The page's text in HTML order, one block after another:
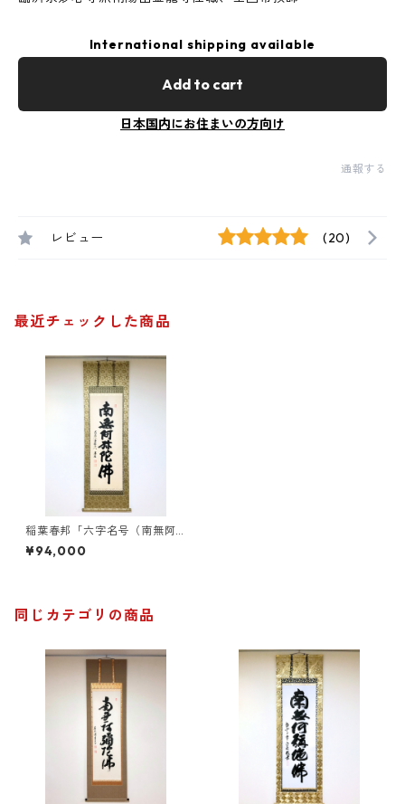
International shipping available
Add to cart
日本国内にお住まいの方向け
通報する
レビュー (20)
最近チェックした商品
稲葉春邦「六字名号（南無阿
弥陀仏）」掛軸（尺五立）
¥94,000
同じカテゴリの商品